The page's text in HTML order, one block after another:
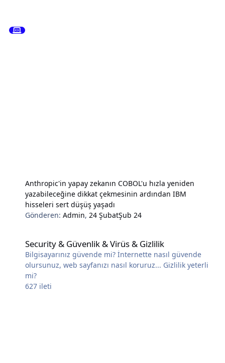
Anthropic'in yapay zekanın COBOL'u hızla yeniden
yazabileceğine dikkat çekmesinin ardından IBM
hisseleri sert düşüş yaşadı
Gönderen:Admin, 24 ŞubatŞub 24
Security & Güvenlik & Virüs & Gizlilik
Bilgisayarınız güvende mi? İnternette nasıl güvende
olursunuz, web sayfanızı nasıl koruruz... Gizlilik yeterli
mi?
627 ileti